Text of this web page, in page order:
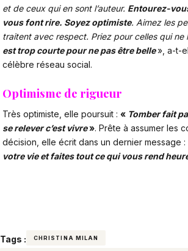
et de ceux qui en sont l’auteur. Entourez-
vous font rire. Soyez optimiste. Aimez les
traitent avec respect. Priez pour celles qui ne
est trop courte pour ne pas être belle», a-t-
célèbre réseau social.
Optimisme de rigueur
Très optimiste, elle poursuit : « Tomber fait
se relever c’est vivre». Prête à assumer les
décision, elle écrit dans un dernier message :
votre vie et faites tout ce qui vous rend
Tags : CHRISTINA MILAN